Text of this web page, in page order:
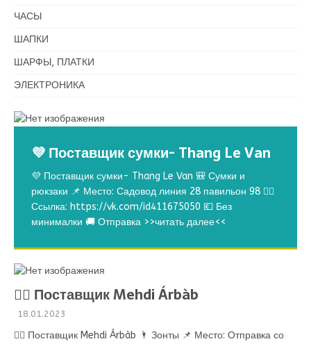
ЧАСЫ
ШАПКИ
ШАРФЫ, ПЛАТКИ
ЭЛЕКТРОНИКА
💜 Поставщик сумки- Thang Le Van
💜 Поставщик сумки- Thang Le Van 🎒 Сумки и
рюкзаки 📌 Место: Садовод линия 28 павильон 98 👉🏻
Ссылка: https://vk.com/id411675050 💶 Без
минималки 🚚 Отправка >>читать далее<<
💁‍♂ Поставщик Mehdi Árbàb
18.01.2023
💁‍♂ Поставщик Mehdi Árbàb 🌂 Зонты 📌 Место: Отправка со